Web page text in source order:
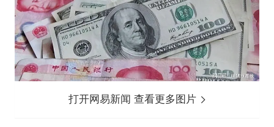
打开网易新闻 查看更多图片